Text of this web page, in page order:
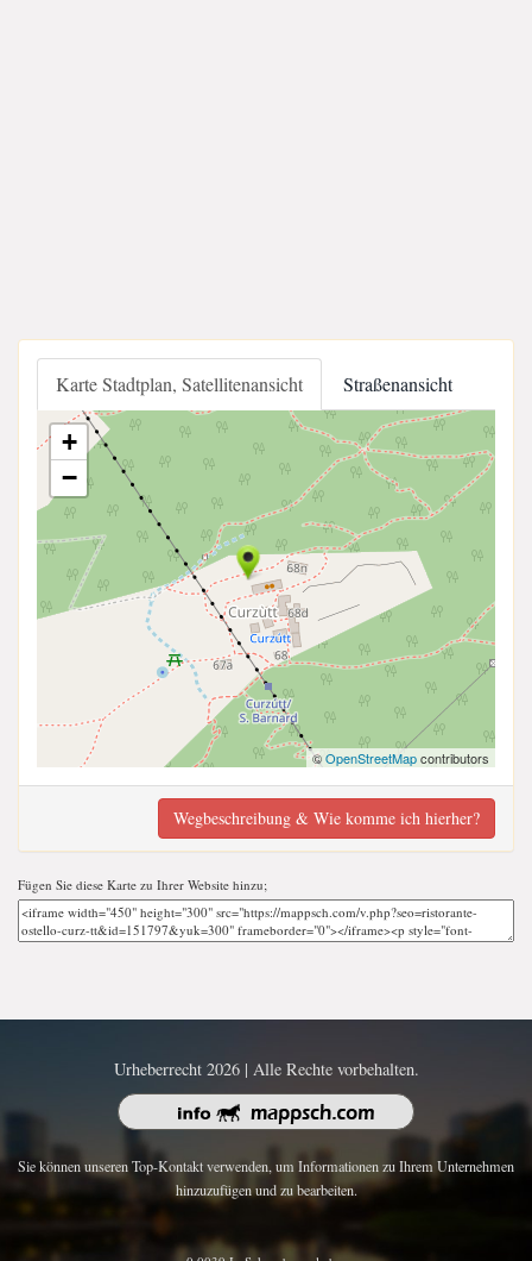
Karte Stadtplan, Satellitenansicht Straßenansicht
+
−
©OpenStreetMapcontributors
Wegbeschreibung & Wie komme ich hierher?
Fügen Sie diese Karte zu Ihrer Website hinzu;
Urheberrecht 2026 | Alle Rechte vorbehalten.
Sie können unseren Top-Kontakt verwenden, um Informationen zu Ihrem Unternehmen
hinzuzufügen und zu bearbeiten.